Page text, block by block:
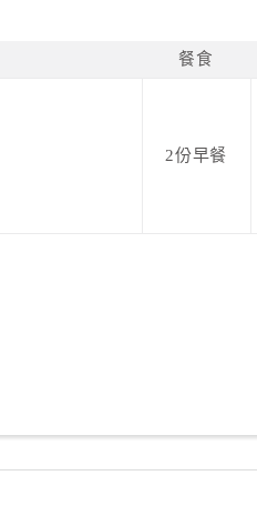
餐食
2份早餐